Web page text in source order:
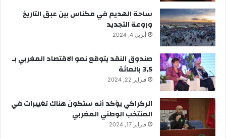
ساحة الهديم في مكناس بين عبق التاريخ
وروعة التجديد
أبريل 4, 2024
صندوق النقد يتوقع نمو الاقتصاد المغربي بـ
3,5 بالمائة
فبراير 22, 2024
الركراكي يؤكد أنه ستكون هناك تغييرات في
المنتخب الوطني المغربي
فبراير 17, 2024